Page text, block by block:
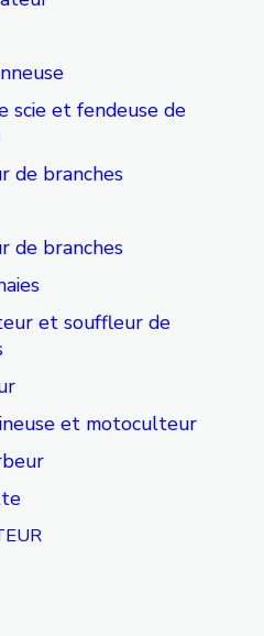
scie et fendeuse de
de branches
de branches
et souffleur de
et motoculteur